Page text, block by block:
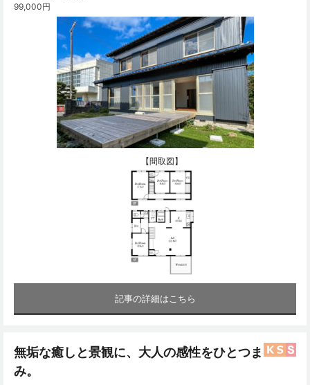
99,000円
【間取図】
記事の詳細はこちら
無垢な癒しと景観に、大人の感性をひとつま
み。